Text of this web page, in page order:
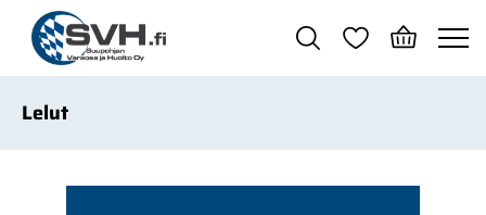
Siirry pääsisältöön
Lelut